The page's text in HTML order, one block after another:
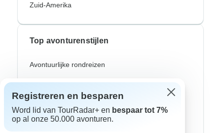
Zuid-Amerika
Top avonturenstijlen
Avontuurlijke rondreizen
Fiets Rondreizen
Noorderlicht
Riviercruises
Registreren en besparen
Word lid van TourRadar+ en bespaar tot 7%
op al onze 50.000 avonturen.